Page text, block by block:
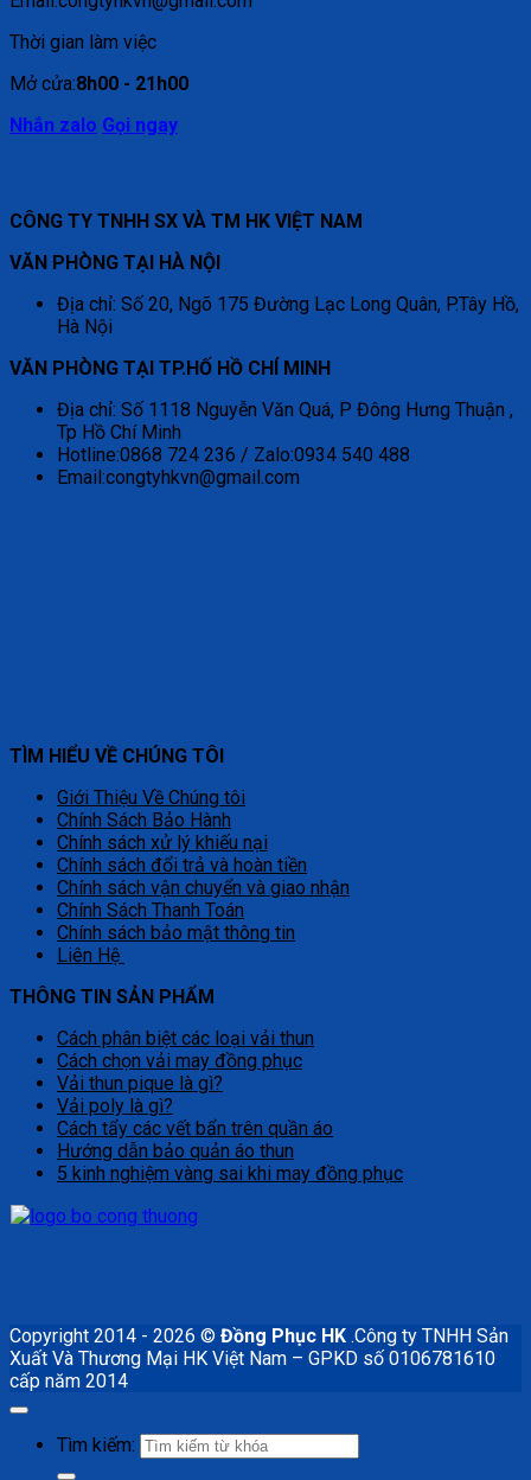
Thời gian làm việc
Mở cửa:8h00 - 21h00
Nhắn zalo Gọi ngay
CÔNG TY TNHH SX VÀ TM HK VIỆT NAM
VĂN PHÒNG TẠI HÀ NỘI
Địa chỉ: Số 20, Ngõ 175 Đường Lạc Long Quân, P.Tây Hồ,
Hà Nội
VĂN PHÒNG TẠI TP.HỐ HỒ CHÍ MINH
Địa chỉ: Số 1118 Nguyễn Văn Quá, P Đông Hưng Thuận ,
Tp Hồ Chí Minh
Hotline:0868 724 236 / Zalo:0934 540 488
Email:congtyhkvn@gmail.com
TÌM HIỂU VỀ CHÚNG TÔI
Giới Thiệu Về Chúng tôi
Chính Sách Bảo Hành
Chính sách xử lý khiếu nại
Chính sách đổi trả và hoàn tiền
Chính sách vận chuyển và giao nhận
Chính Sách Thanh Toán
Chính sách bảo mật thông tin
Liên Hệ
THÔNG TIN SẢN PHẨM
Cách phân biệt các loại vải thun
Cách chọn vải may đồng phục
Vải thun pique là gì?
Vải poly là gì?
Cách tẩy các vết bẩn trên quần áo
Hướng dẫn bảo quản áo thun
5 kinh nghiệm vàng sai khi may đồng phục
Copyright 2014 - 2026 © Đồng Phục HK .Công ty TNHH Sản
Xuất Và Thương Mại HK Việt Nam – GPKD số 0106781610
cấp năm 2014
Tìm kiếm: